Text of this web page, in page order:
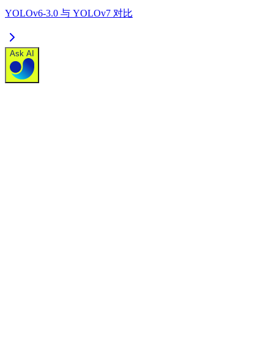
YOLOv6-3.0 与 YOLOv7 对比
Ask AI